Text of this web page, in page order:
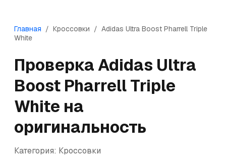
Главная / Кроссовки / Adidas Ultra Boost Pharrell Triple
White
ПроверкаAdidas Ultra
Boost Pharrell Triple
White на
оригинальность
Категория: Кроссовки